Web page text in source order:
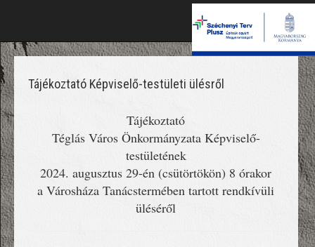
Tájékoztató Képviselő-testületi ülésről
Tájékoztató
Téglás Város Önkormányzata Képviselő-
testületének
2024. augusztus 29-én (csütörtökön) 8 órakor
a Városháza Tanácstermében tartott rendkívüli
üléséről